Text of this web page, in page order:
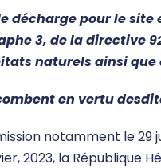
pour le site
3, de la directive
naturels ainsi que
en vertu
notamment le 29
2023, la République